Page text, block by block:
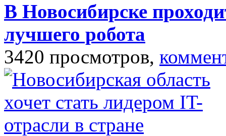
В Новосибирске
лучшего робота
3420 просмотров,